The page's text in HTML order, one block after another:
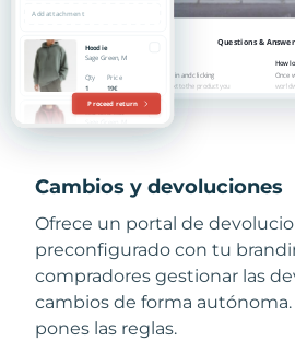
Cambios y devoluciones
Ofrece un portal de
preconfigurado con tu
compradores gestionar las
cambios de forma
pones las reglas.